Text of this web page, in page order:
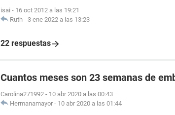
isai - 16 oct 2012 a las 19:21
Ruth - 3 ene 2022 a las 13:23
22 respuestas
Cuantos meses son 23 semanas de
Carolina271992 - 10 abr 2020 a las 00:43
Hermanamayor - 10 abr 2020 a las 01:44